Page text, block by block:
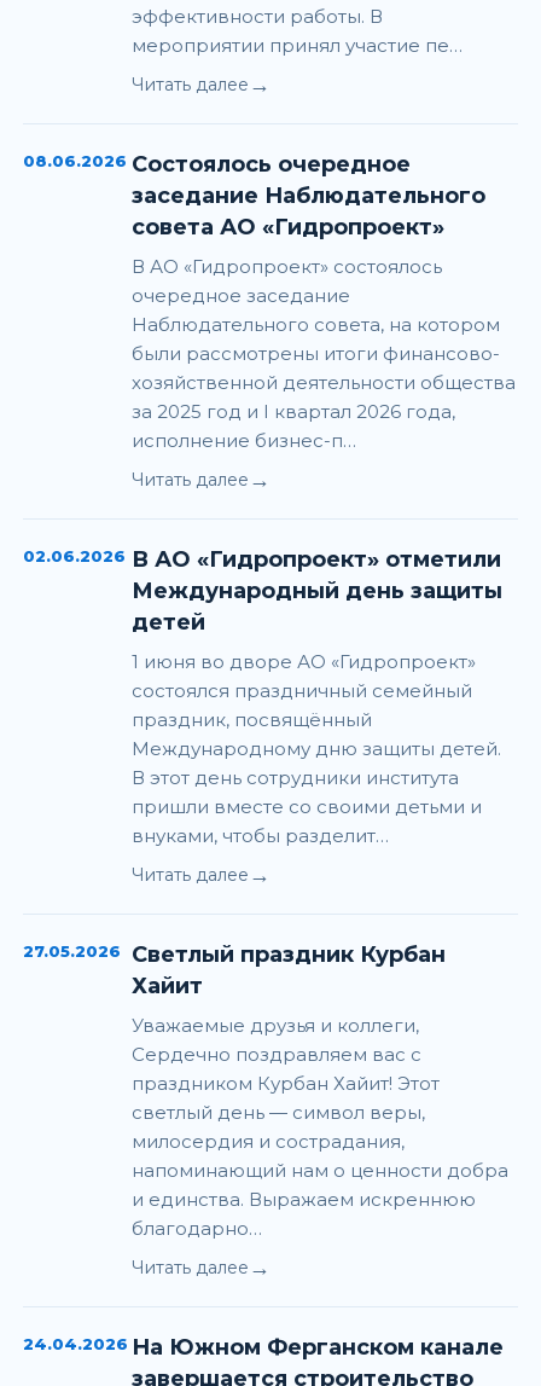
эффективности работы. В
мероприятии принял участие пе…
Читать далее →
08.06.2026 Состоялось очередное
заседание Наблюдательного
совета АО «Гидропроект»
В АО «Гидропроект» состоялось
очередное заседание
Наблюдательного совета, на котором
были рассмотрены итоги финансово-
хозяйственной деятельности общества
за 2025 год и I квартал 2026 года,
исполнение бизнес-п…
Читать далее →
02.06.2026 В АО «Гидропроект» отметили
Международный день защиты
детей
1 июня во дворе АО «Гидропроект»
состоялся праздничный семейный
праздник, посвящённый
Международному дню защиты детей.
В этот день сотрудники института
пришли вместе со своими детьми и
внуками, чтобы разделит…
Читать далее →
27.05.2026
Светлый праздник Курбан
Хайит
Уважаемые друзья и коллеги,
Сердечно поздравляем вас с
праздником Курбан Хайит! Этот
светлый день — символ веры,
милосердия и сострадания,
напоминающий нам о ценности добра
и единства. Выражаем искреннюю
благодарно…
Читать далее →
24.04.2026 На Южном Ферганском канале
завершается строительство